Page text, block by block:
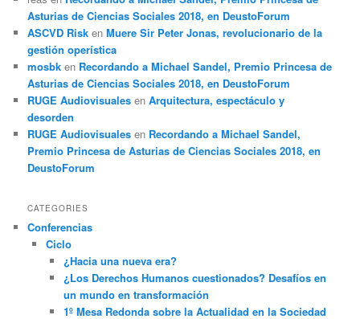
Asturias de Ciencias Sociales 2018, en DeustoForum
ASCVD Risk enMuere Sir Peter Jonas, revolucionario de la
gestión operística
mosbk en Recordando a Michael Sandel, Premio Princesa de
Asturias de Ciencias Sociales 2018, en DeustoForum
RUGE Audiovisuales enArquitectura, espectáculo y
desorden
RUGE Audiovisuales en Recordando a Michael Sandel,
Premio Princesa de Asturias de Ciencias Sociales 2018, en
DeustoForum
CATEGORIES
Conferencias
Ciclo
¿Hacia una nueva era?
¿Los Derechos Humanos cuestionados? Desafíos en
un mundo en transformación
1º Mesa Redonda sobre la Actualidad en la Sociedad